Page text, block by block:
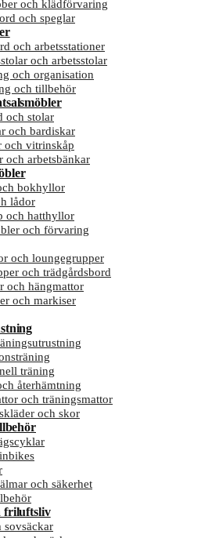
och klädförvaring
och speglar
och arbetsstationer
och arbetsstolar
och organisation
och tillbehör
och stolar
och bardiskar
och vitrinskåp
och arbetsbänkar
bokhyllor
lådor
och hatthyllor
och förvaring
och loungegrupper
och trädgårdsbord
och hängmattor
och markiser
träning
återhämtning
och träningsmattor
och skor
och säkerhet
friluftsliv
sovsäckar